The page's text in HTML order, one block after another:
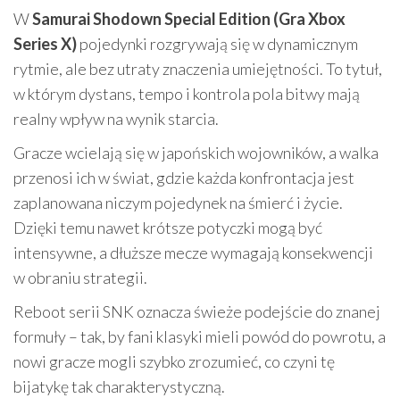
WSamurai Shodown Special Edition (Gra Xbox
Series X)pojedynki rozgrywają się w dynamicznym
rytmie, ale bez utraty znaczenia umiejętności. To tytuł,
w którym dystans, tempo i kontrola pola bitwy mają
realny wpływ na wynik starcia.
Gracze wcielają się w japońskich wojowników, a walka
przenosi ich w świat, gdzie każda konfrontacja jest
zaplanowana niczym pojedynek na śmierć i życie.
Dzięki temu nawet krótsze potyczki mogą być
intensywne, a dłuższe mecze wymagają konsekwencji
w obraniu strategii.
Reboot serii SNK oznacza świeże podejście do znanej
formuły – tak, by fani klasyki mieli powód do powrotu, a
nowi gracze mogli szybko zrozumieć, co czyni tę
bijatykę tak charakterystyczną.